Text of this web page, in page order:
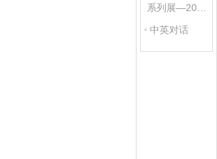
细则
系列展—2017
版画展入选名
单公布
中英对话